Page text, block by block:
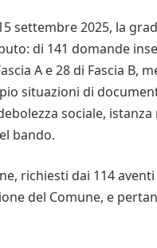
settembre 2025, la
di 141 domande
A e 28 di Fascia B,
situazioni di
sociale, istanza
bando.
richiesti dai 114
del Comune, e